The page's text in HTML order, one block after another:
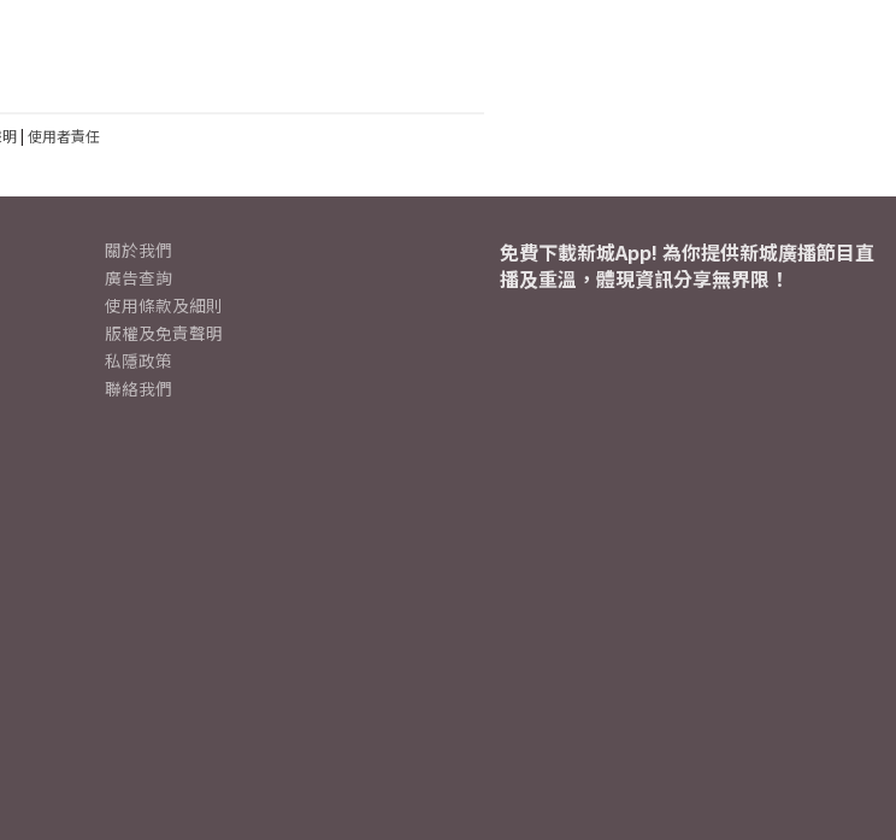
| 使用者責任
關於我們
廣告查詢
使用條款及細則
版權及免責聲明
私隱政策
聯絡我們
免費下載新城App! 為你提供新城廣播節目直
播及重溫，體現資訊分享無界限！